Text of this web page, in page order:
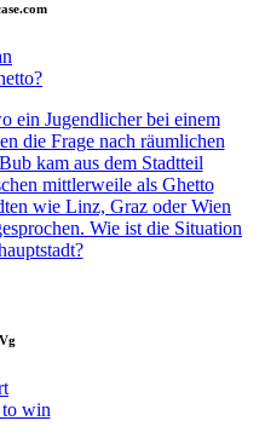
ein Jugendlicher bei einem
die Frage nach räumlichen
kam aus dem Stadtteil
mittlerweile als Ghetto
wie Linz, Graz oder Wien
Wie ist die Situation
to win